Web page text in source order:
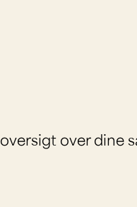
over dine